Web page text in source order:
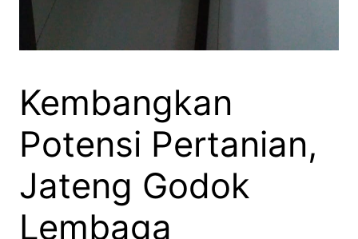
Kembangkan
Potensi Pertanian,
Jateng Godok
Lembaga